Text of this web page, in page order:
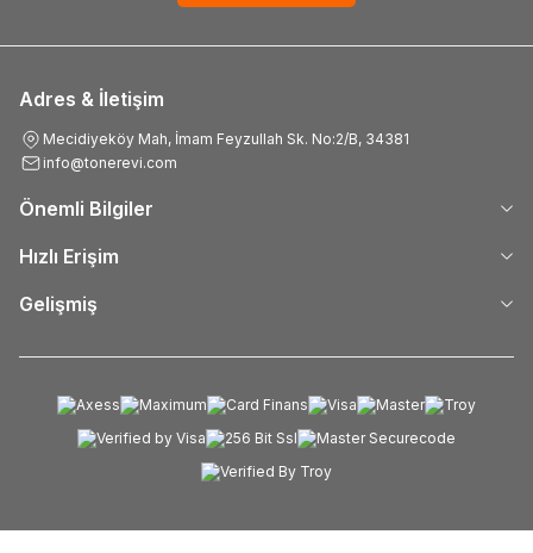
Adres & İletişim
Mecidiyeköy Mah, İmam Feyzullah Sk. No:2/B, 34381
info@tonerevi.com
Önemli Bilgiler
Hızlı Erişim
Gelişmiş